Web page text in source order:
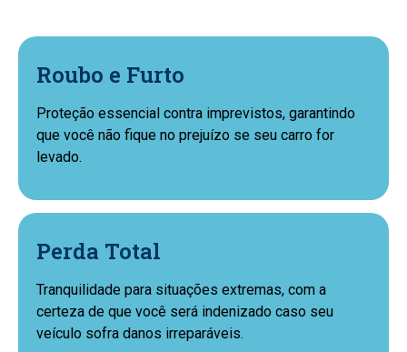
Roubo e Furto
Proteção essencial contra imprevistos, garantindo
que você não fique no prejuízo se seu carro for
levado.
Perda Total
Tranquilidade para situações extremas, com a
certeza de que você será indenizado caso seu
veículo sofra danos irreparáveis.